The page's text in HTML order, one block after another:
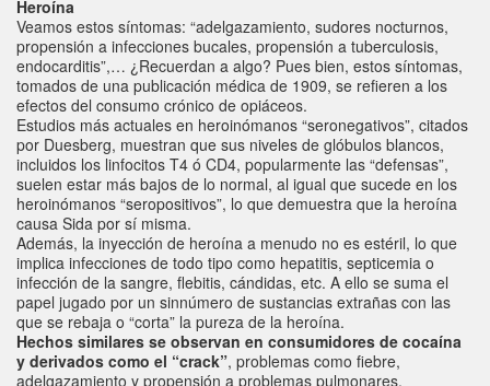
Heroína
Veamos estos síntomas: “adelgazamiento, sudores nocturnos,
propensión a infecciones bucales, propensión a tuberculosis,
endocarditis”,… ¿Recuerdan a algo? Pues bien, estos síntomas,
tomados de una publicación médica de 1909, se refieren a los
efectos del consumo crónico de opiáceos.
Estudios más actuales en heroinómanos “seronegativos”, citados
por Duesberg, muestran que sus niveles de glóbulos blancos,
incluidos los linfocitos T4 ó CD4, popularmente las “defensas”,
suelen estar más bajos de lo normal, al igual que sucede en los
heroinómanos “seropositivos”, lo que demuestra que la heroína
causa Sida por sí misma.
Además, la inyección de heroína a menudo no es estéril, lo que
implica infecciones de todo tipo como hepatitis, septicemia o
infección de la sangre, flebitis, cándidas, etc. A ello se suma el
papel jugado por un sinnúmero de sustancias extrañas con las
que se rebaja o “corta” la pureza de la heroína.
Hechos similares se observan en consumidores de cocaína
y derivados como el “crack”, problemas como fiebre,
adelgazamiento y propensión a problemas pulmonares,